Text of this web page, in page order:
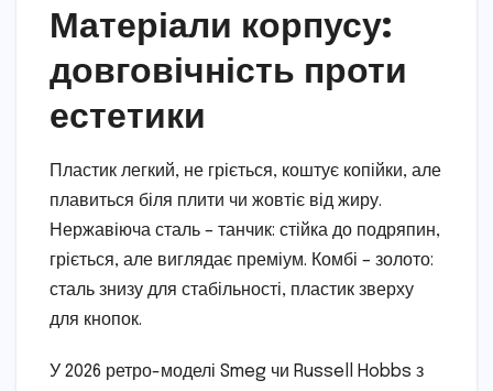
Матеріали корпусу:
довговічність проти
естетики
Пластик легкий, не гріється, коштує копійки, але
плавиться біля плити чи жовтіє від жиру.
Нержавіюча сталь – танчик: стійка до подряпин,
гріється, але виглядає преміум. Комбі – золото:
сталь знизу для стабільності, пластик зверху
для кнопок.
У 2026 ретро-моделі Smeg чи Russell Hobbs з